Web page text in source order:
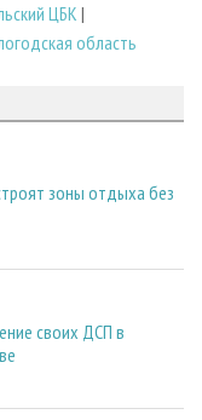
ЦБК|
область
зоны отдыха без
своих ДСП в